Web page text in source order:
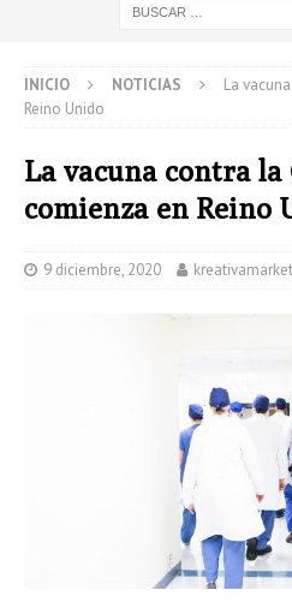
INICIO NOTICIAS
La
Reino Unido
La vacuna contra la
comienza en Reino
9 diciembre, 2020